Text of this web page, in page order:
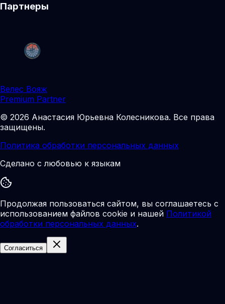
Партнеры
Велес Вояж
Premium Partner
© 2026 Анастасия Юрьевна Колесникова. Все права
защищены.
Политика обработки персональных данных
Сделано с любовью к языкам
Продолжая пользоваться сайтом, вы соглашаетесь с
использованием файлов cookie и нашей Политикой
обработки персональных данных.
Согласиться